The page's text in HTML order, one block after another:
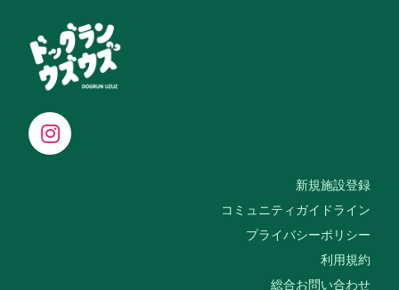
新規施設登録
コミュニティガイドライン
プライバシーポリシー
利用規約
総合お問い合わせ